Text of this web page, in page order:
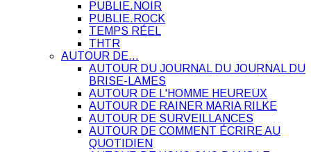
PUBLIE.NOIR
PUBLIE.ROCK
TEMPS RÉEL
THTR
AUTOUR DE…
AUTOUR DU JOURNAL DU JOURNAL DU
BRISE-LAMES
AUTOUR DE L'HOMME HEUREUX
AUTOUR DE RAINER MARIA RILKE
AUTOUR DE SURVEILLANCES
AUTOUR DE COMMENT ÉCRIRE AU
QUOTIDIEN